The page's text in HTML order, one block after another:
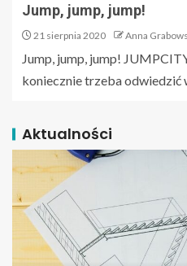
Jump, jump, jump!
21 sierpnia 2020 Anna
Jump, jump, jump!
koniecznie trzeba odwiedzić
Aktualności